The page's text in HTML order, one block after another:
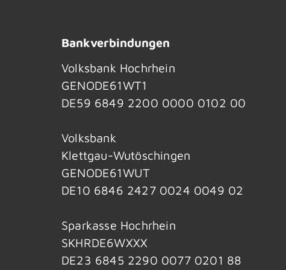
Bankverbindungen
Volksbank Hochrhein
GENODE61WT1
DE59 6849 2200 0000 0102 00
Volksbank
Klettgau-Wutöschingen
GENODE61WUT
DE10 6846 2427 0024 0049 02
Sparkasse Hochrhein
SKHRDE6WXXX
DE23 6845 2290 0077 0201 88